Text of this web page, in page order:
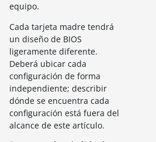
equipo.
Cada tarjeta madre tendrá
un diseño de BIOS
ligeramente diferente.
Deberá ubicar cada
configuración de forma
independiente; describir
dónde se encuentra cada
configuración está fuera del
alcance de este artículo.